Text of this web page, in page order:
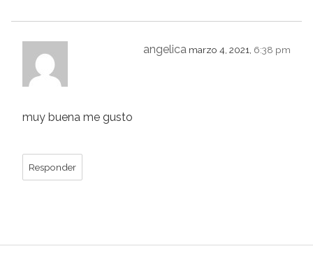
angelica marzo 4, 2021, 6:38 pm
muy buena me gusto
Responder